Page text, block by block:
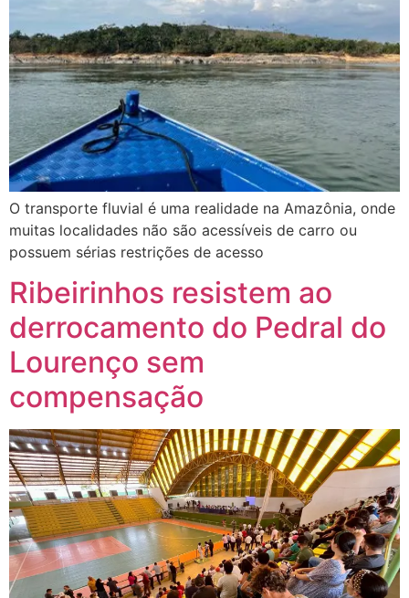
O transporte fluvial é uma realidade na Amazônia, onde
muitas localidades não são acessíveis de carro ou
possuem sérias restrições de acesso
Ribeirinhos resistem ao
derrocamento do Pedral do
Lourenço sem
compensação